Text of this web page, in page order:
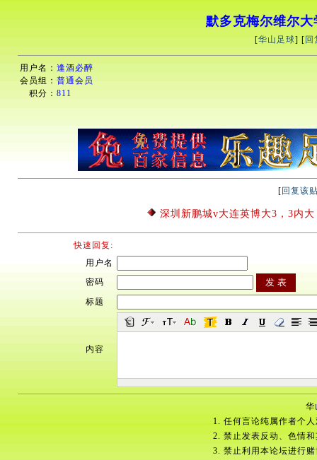
默多克梅尔维尔
[华山足球] [ 回
用户名： 逢酒必醉
会员组： 普通会员
积分： 811
[ 回复该
深圳新鹏城v大连英博大3，3内大
快速回复:
用户名
密码
标题
内容
华
1. 任何言论纯属作者个
2. 禁止发表反动、色情
3. 禁止利用本论坛进行